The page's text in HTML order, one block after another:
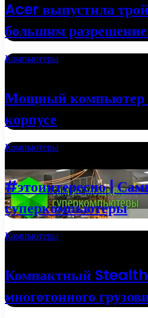
Acer выпустила
большим
Компьютеры
Мощный компьютер
корпусе
Компьютеры
#этоинтересно |
суперкомпьютеры
Компьютеры
Компактный Stealth
многотонного